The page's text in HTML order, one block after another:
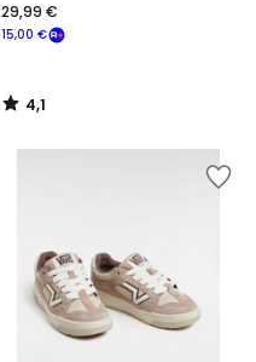
15,00 €
29,99 €
4,1
/